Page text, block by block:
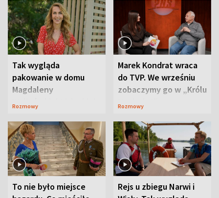
Tak wygląda
pakowanie w domu
Magdaleny
Waligórskiej-Lisieckiej.
Rozmowy
Marek Kondrat wraca
do TVP. We wrześniu
zobaczymy go w „Królu
Maciusiu I”
Rozmowy
To nie było miejsce
Rejs u zbiegu Narwi i